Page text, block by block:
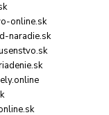
online.sk
naradie.sk